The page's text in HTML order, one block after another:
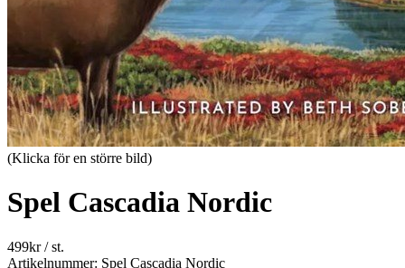
(Klicka för en större bild)
Spel Cascadia Nordic
499kr/ st.
Artikelnummer: Spel Cascadia Nordic